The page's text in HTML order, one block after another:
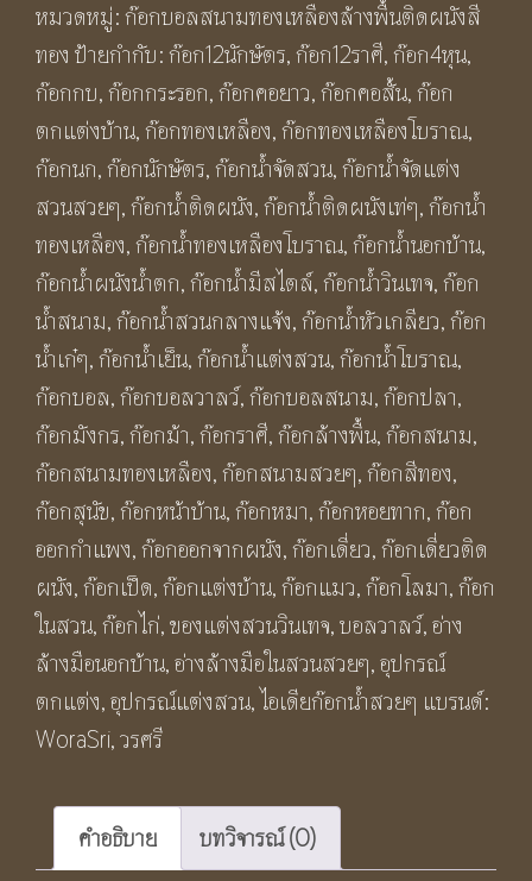
เดี่ยว
ล้าง
พื้น
ทอง
เหลือง
วิน
เทจ
โบราณ
รูป
มังกร
BF12
Dragon
Brass
Faucet
ชิ้น
หมวดหมู่:ก๊อกบอลสนามทองเหลืองล้างพื้นติดผนังสี
ทอง ป้ายกำกับ:ก๊อก12นักษัตร,ก๊อก12ราศี,ก๊อก4หุน,
ก๊อกกบ,ก๊อกกระรอก,ก๊อกคอยาว,ก๊อกคอสั้น,ก๊อก
ตกแต่งบ้าน,ก๊อกทองเหลือง,ก๊อกทองเหลืองโบราณ,
ก๊อกนก,ก๊อกนักษัตร,ก๊อกน้ำจัดสวน,ก๊อกน้ำจัดแต่ง
สวนสวยๆ,ก๊อกน้ำติดผนัง,ก๊อกน้ำติดผนังเท่ๆ,ก๊อกน้ำ
ทองเหลือง,ก๊อกน้ำทองเหลืองโบราณ,ก๊อกน้ำนอกบ้าน,
ก๊อกน้ำผนังน้ำตก,ก๊อกน้ำมีสไตล์,ก๊อกน้ำวินเทจ,ก๊อก
น้ำสนาม,ก๊อกน้ำสวนกลางแจ้ง,ก๊อกน้ำหัวเกลียว,ก๊อก
น้ำเก๋ๆ,ก๊อกน้ำเย็น,ก๊อกน้ำแต่งสวน,ก๊อกน้ำโบราณ,
ก๊อกบอล,ก๊อกบอลวาลว์,ก๊อกบอลสนาม,ก๊อกปลา,
ก๊อกมังกร,ก๊อกม้า,ก๊อกราศี,ก๊อกล้างพื้น,ก๊อกสนาม,
ก๊อกสนามทองเหลือง,ก๊อกสนามสวยๆ,ก๊อกสีทอง,
ก๊อกสุนัข,ก๊อกหน้าบ้าน,ก๊อกหมา,ก๊อกหอยทาก,ก๊อก
ออกกำแพง,ก๊อกออกจากผนัง,ก๊อกเดี่ยว,ก๊อกเดี่ยวติด
ผนัง,ก๊อกเป็ด,ก๊อกแต่งบ้าน,ก๊อกแมว,ก๊อกโลมา,ก๊อก
ในสวน,ก๊อกไก่,ของแต่งสวนวินเทจ,บอลวาลว์,อ่าง
ล้างมือนอกบ้าน,อ่างล้างมือในสวนสวยๆ,อุปกรณ์
ตกแต่ง,อุปกรณ์แต่งสวน,ไอเดียก๊อกน้ำสวยๆ แบรนด์:
WoraSri,วรศรี
คำอธิบาย บทวิจารณ์ (0)